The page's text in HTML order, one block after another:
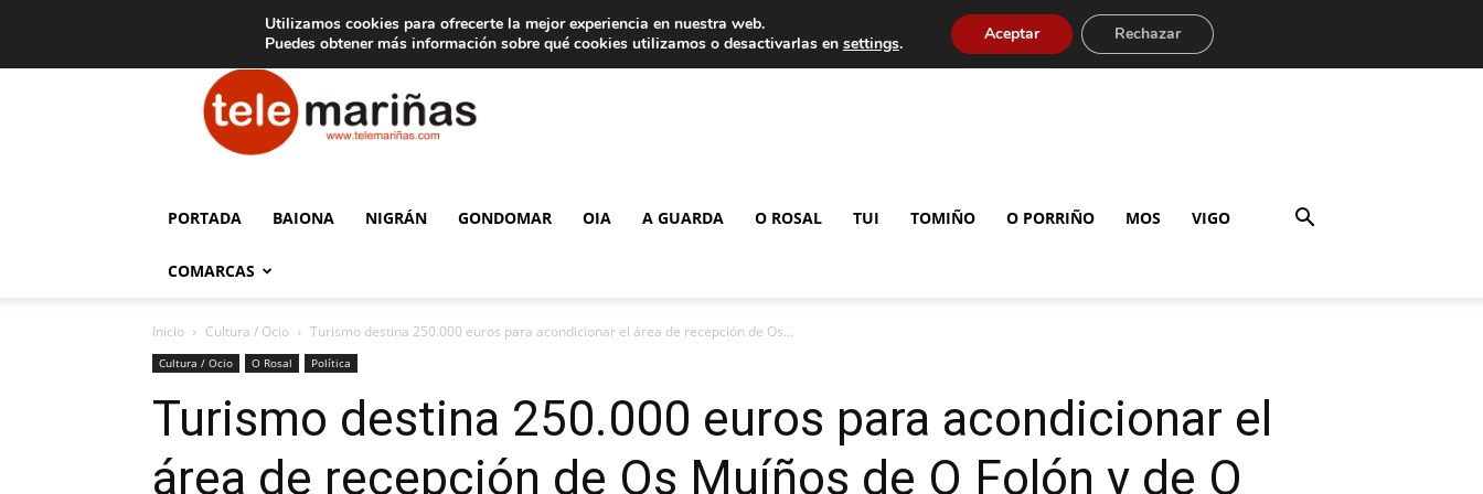
Aviso legal Tarifas de publicidad
Telemariñas
PORTADA BAIONA NIGRÁN GONDOMAR OIA A GUARDA O ROSAL TUI TOMIÑO O PORRIÑO MOS VIGO
COMARCAS
Inicio Cultura / Ocio Turismo destina 250.000 euros para acondicionar el área de recepción de Os...
Cultura / Ocio O Rosal Política
Turismo destina 250.000 euros para acondicionar el
área de recepción de Os Muíños de O Folón y de O
Utilizamos cookies para ofrecerte la mejor experiencia en nuestra web.
Puedes obtener más información sobre qué cookies utilizamos o desactivarlas en settings. Aceptar Rechazar